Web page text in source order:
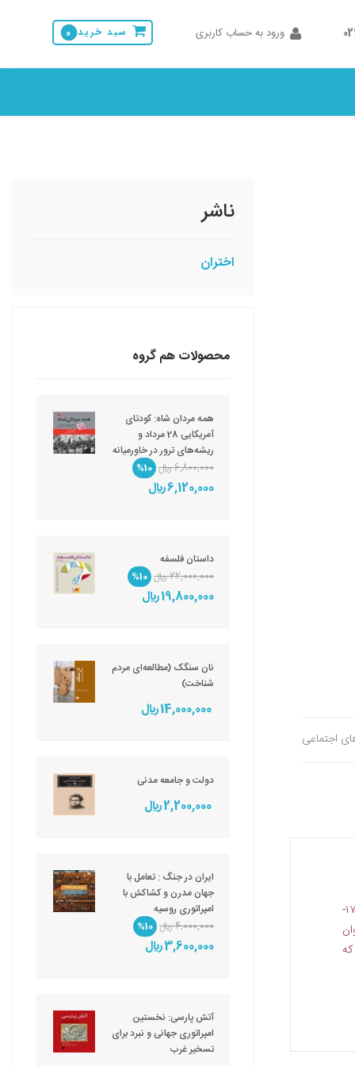
ورود به حساب کاربری سبد خرید 0
اجتماعی
عصر سرمایه، ۱۸۴۸- ۱۸۷۵ تاریخ بخش دیگری از «قرن طولانی نوزدهم» است که اریک هابسبام به‌طور جامع و فراگیر در دنباله‌‌ی کتاب "عصر انقلاب، ۱۷۸۹-
ناشر
اختران
محصولات هم گروه
همه مردان شاه: کودتای
آمریکایی 28 مرداد و
ریشه‌های ترور در خاورمیانه
6,800,000 ريال
%10
6,120,000 ريال
داستان فلسفه
22,000,000 ريال
%10
19,800,000 ريال
نان سنگک (مطالعه‌ای مردم
شناخت)
14,000,000 ريال
دولت و جامعه مدنی
2,200,000 ريال
ایران در جنگ : تعامل با
جهان مدرن و کشاکش با
امپراتوری روسیه
4,000,000 ريال
%10
3,600,000 ريال
آتش پارسی: نخستین
امپراتوری جهانی و نبرد برای
تسخیر غرب